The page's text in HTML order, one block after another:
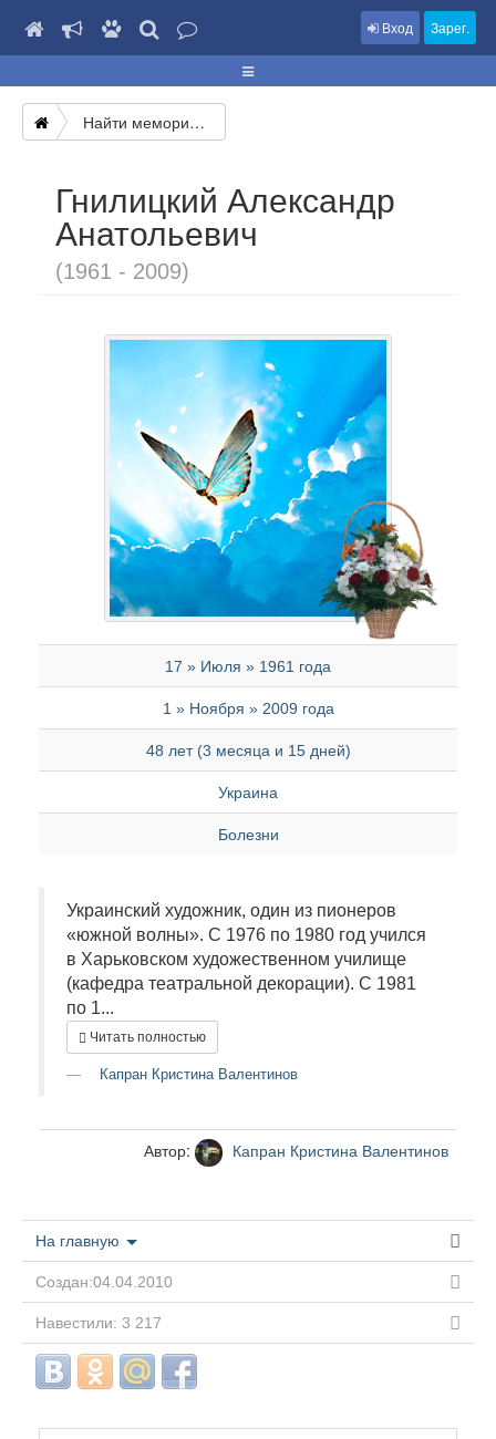
Вход Зарег.
Найти мемориал
Гнилицкий Александр
Анатольевич
(1961 - 2009)
17 » Июля » 1961 года
1 » Ноября » 2009 года
48 лет (3 месяца и 15 дней)
Украина
Болезни
Украинский художник, один из пионеров
«южной волны». С 1976 по 1980 год учился
в Харьковском художественном училище
(кафедра театральной декорации). С 1981
по 1...
Читать полностью
Капран Кристина Валентинов
Автор: Капран Кристина Валентинов
На главную
Создан:04.04.2010
Навестили: 3 217